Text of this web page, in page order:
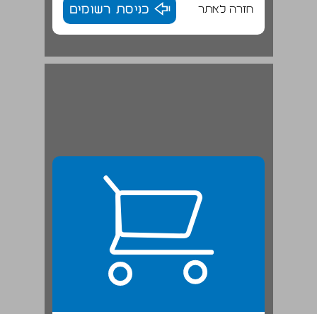
חזרה לאתר כניסת רשומים